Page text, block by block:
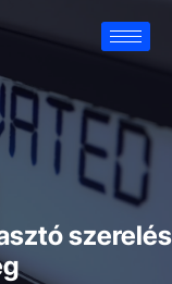
szerelés